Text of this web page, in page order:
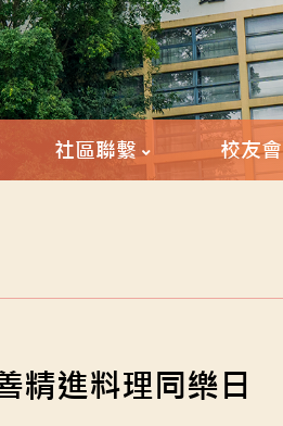
社區聯繫 校友會
精進料理同樂日